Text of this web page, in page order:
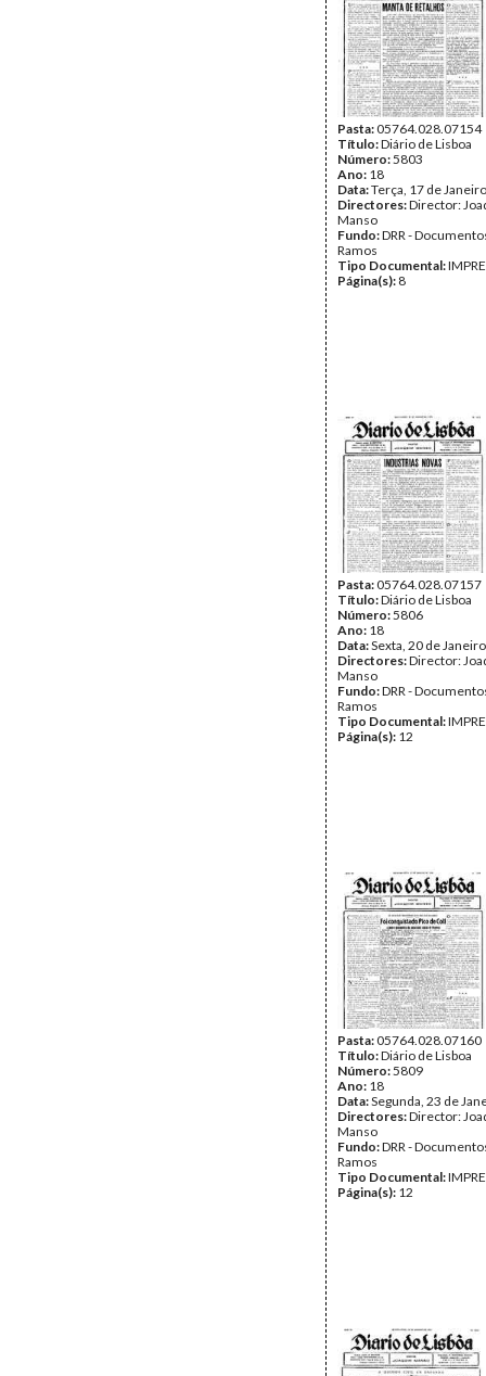
Pasta:05764.028.07154
Título:Diário de Lisboa
Número:5803
Ano: 18
Data:Terça, 17 de
Directores:Director:
Manso
Fundo:DRR -
Ramos
Tipo Documental:
Página(s): 8
Pasta:05764.028.07157
Título:Diário de Lisboa
Número:5806
Ano: 18
Data:Sexta, 20 de
Directores:Director:
Manso
Fundo:DRR -
Ramos
Tipo Documental:
Página(s): 12
Pasta:05764.028.07160
Título:Diário de Lisboa
Número:5809
Ano: 18
Data:Segunda, 23 de
Directores:Director:
Manso
Fundo:DRR -
Ramos
Tipo Documental:
Página(s): 12